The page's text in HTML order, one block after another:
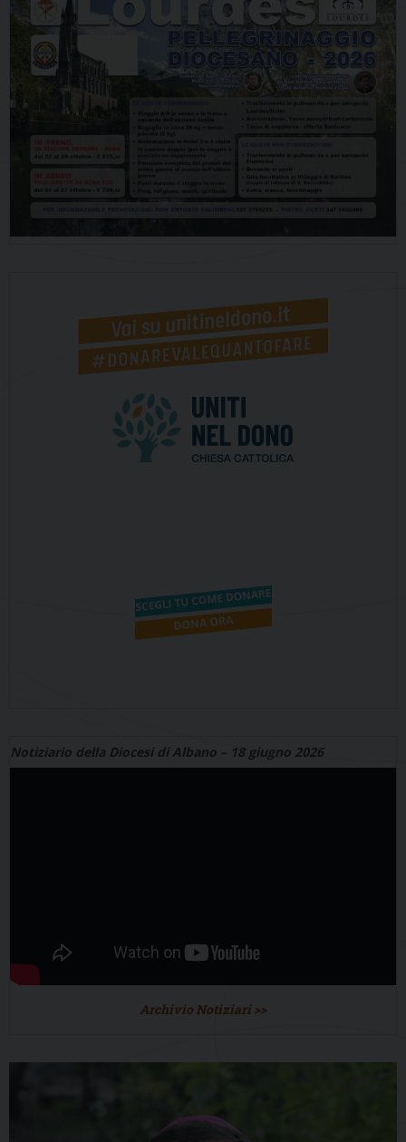
Notiziario della Diocesi di Albano – 18 giugno 2026
Archivio Notiziari >>